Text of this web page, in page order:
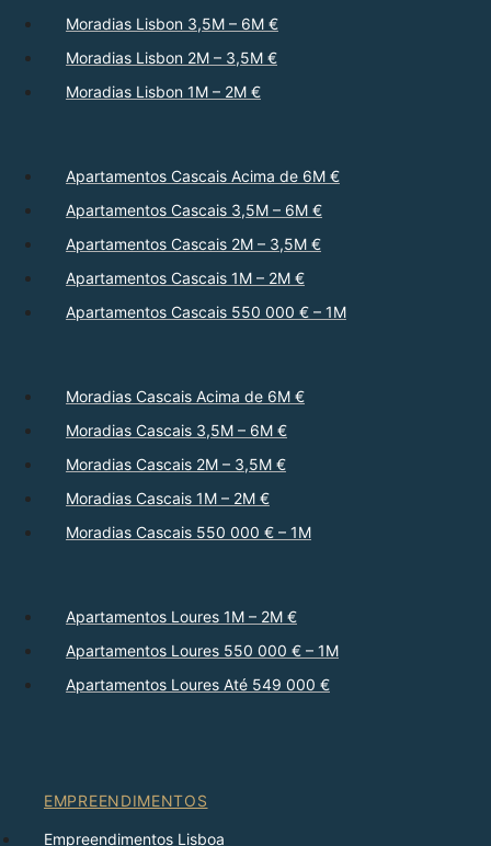
Moradias Lisbon 3,5M – 6M €
Moradias Lisbon 2M – 3,5M €
Moradias Lisbon 1M – 2M €
Apartamentos Cascais Acima de 6M €
Apartamentos Cascais 3,5M – 6M €
Apartamentos Cascais 2M – 3,5M €
Apartamentos Cascais 1M – 2M €
Apartamentos Cascais 550 000 € – 1M
Moradias Cascais Acima de 6M €
Moradias Cascais 3,5M – 6M €
Moradias Cascais 2M – 3,5M €
Moradias Cascais 1M – 2M €
Moradias Cascais 550 000 € – 1M
Apartamentos Loures 1M – 2M €
Apartamentos Loures 550 000 € – 1M
Apartamentos Loures Até 549 000 €
EMPREENDIMENTOS
Empreendimentos Lisboa